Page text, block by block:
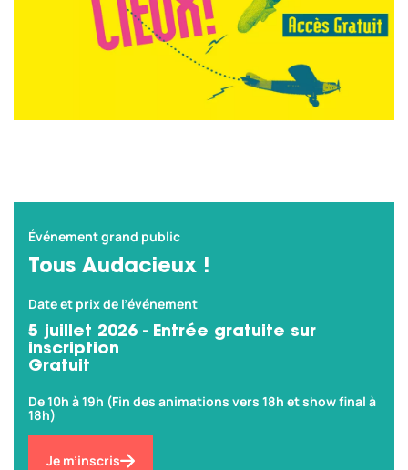
Événement grand public
Tous Audacieux !
Date et prix de l’événement
5 juillet 2026 - Entrée gratuite sur
inscription
Gratuit
De 10h à 19h (Fin des animations vers 18h et show final à
18h)
Je m’inscris